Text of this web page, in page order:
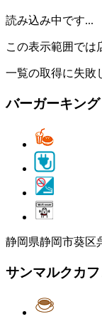
読み込み中です...
この表示範囲では
一覧の取得に失敗
バーガーキン
静岡県静岡市葵区
サンマルクカ